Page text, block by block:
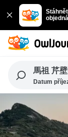
馬祖 芹
Datum